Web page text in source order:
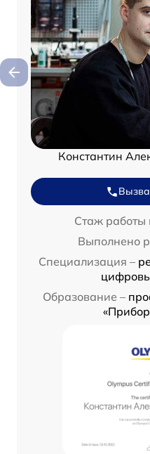
Константин
Стаж работы
Выполнено
Специализация –
Образование –